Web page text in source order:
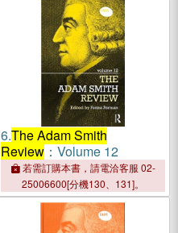
6.The Adam Smith
Review：Volume 12
若需訂購本書，請電洽客服 02-
25006600[分機130、131]。